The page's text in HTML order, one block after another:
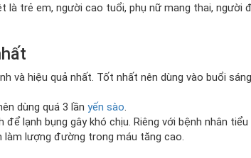
trẻ em, người cao tuổi, phụ nữ mang thai, người
và hiệu quả nhất. Tốt nhất nên dùng vào buổi
dùng quá 3 lần yến sào.
lạnh bụng gây khó chịu. Riêng với bệnh nhân
làm lượng đường trong máu tăng cao.